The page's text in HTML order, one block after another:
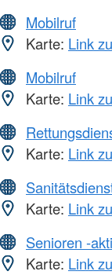
Mobilruf
Karte: Link
Mobilruf
Karte: Link
Karte: Link
Karte: Link
Senioren -
Karte: Link